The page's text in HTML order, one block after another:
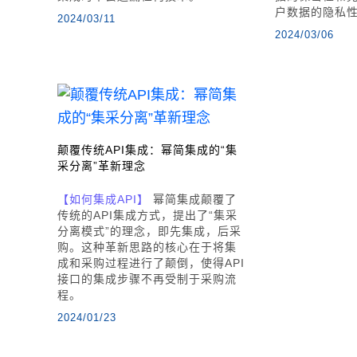
2024/03/11
户数据的隐私
2024/03/06
颠覆传统API集成：幂简集成的“集
采分离”革新理念
【如何集成API】
幂简集成颠覆了
传统的API集成方式，提出了“集采
分离模式”的理念，即先集成，后采
购。这种革新思路的核心在于将集
成和采购过程进行了颠倒，使得API
接口的集成步骤不再受制于采购流
程。
2024/01/23